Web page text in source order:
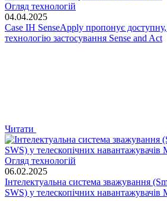
Огляд технологій
04.04.2025
Case IH SenseApply пропонує доступну,
технологію застосування Sense and Act
Читати
Огляд технологій
06.02.2025
Інтелектуальна система зважування
SWS) у телескопічних